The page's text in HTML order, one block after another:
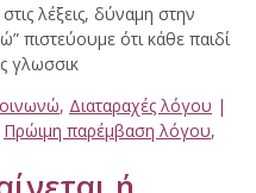
λέξεις, δύναμη στην
πιστεύουμε ότι κάθε παιδί
γλωσσικ
, Διαταραχές λόγου |
Πρώιμη παρέμβαση λόγου,